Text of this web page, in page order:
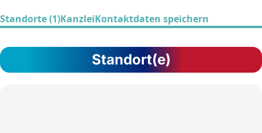
Standorte (1)KanzleiKontaktdaten speichern
Standort(e)